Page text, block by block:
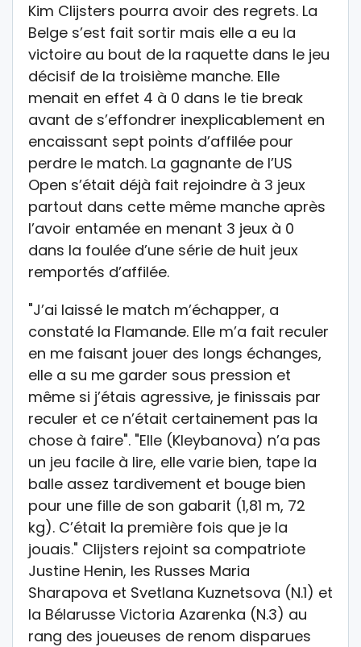
Kim Clijsters pourra avoir des regrets. La
Belge s’est fait sortir mais elle a eu la
victoire au bout de la raquette dans le jeu
décisif de la troisième manche. Elle
menait en effet 4 à 0 dans le tie break
avant de s’effondrer inexplicablement en
encaissant sept points d’affilée pour
perdre le match. La gagnante de l’US
Open s’était déjà fait rejoindre à 3 jeux
partout dans cette même manche après
l’avoir entamée en menant 3 jeux à 0
dans la foulée d’une série de huit jeux
remportés d’affilée.
"J’ai laissé le match m’échapper, a
constaté la Flamande. Elle m’a fait reculer
en me faisant jouer des longs échanges,
elle a su me garder sous pression et
même si j’étais agressive, je finissais par
reculer et ce n’était certainement pas la
chose à faire". "Elle (Kleybanova) n’a pas
un jeu facile à lire, elle varie bien, tape la
balle assez tardivement et bouge bien
pour une fille de son gabarit (1,81 m, 72
kg). C’était la première fois que je la
jouais." Clijsters rejoint sa compatriote
Justine Henin, les Russes Maria
Sharapova et Svetlana Kuznetsova (N.1) et
la Bélarusse Victoria Azarenka (N.3) au
rang des joueuses de renom disparues